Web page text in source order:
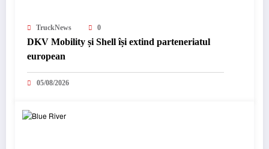
TruckNews 0
DKV Mobility și Shell își extind parteneriatul
european
05/08/2026